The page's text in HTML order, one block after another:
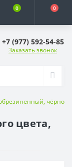
0 0
+7 (977) 592-54-85
Заказать звонок
цвета,